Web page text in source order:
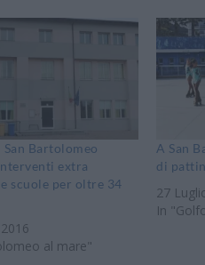
Bartolomeo
extra
scuole per oltre 34
al mare"
A San
di
27
In